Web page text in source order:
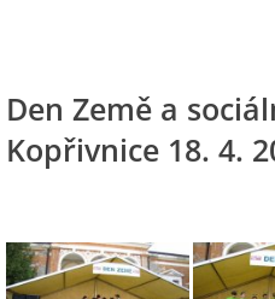
Den Země a
Kopřivnice 18. 4.